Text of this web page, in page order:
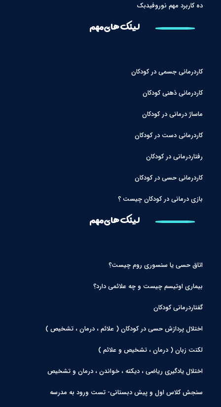
ده کاربرد مهم نوروفیدبک
لینک های مهم
کاردرمانی جسمی در کودکان
کاردرمانی ذهنی کودکان
ماساژ درمانی در کودکان
کاردرمانی دست در کودکان
رفتاردرمانی در کودکان
کاردرمانی حسی در کودکان
بازی درمانی در کودکان چیست ؟
لینک های مهم
اتاق حسی یا سنسوری روم چیست؟
بیماری اوتیسم چیست و چه علائمی دارد؟
گفتاردرمانی کودکان
اختلال پردازش حسی در کودکان ( علائم ، درمان ، تشخیص )
لکنت زبان ( درمان ، تشخیص و علائم )
اختلال یادگیری ریاضی ، دیکته ، خواندن ، درمان و تشخیص
سنجش کلاس اول و پیش دبستانی- تست ورود به مدرسه